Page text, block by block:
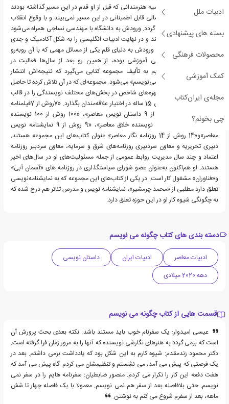
ادبیات ملل
بسته های پیشنهادی
محصولات فرهنگی
کمک آموزشی
مجله‌ی ایران‌کتاب
چی بخونم؟
نهایت همه اینها را به توصیه هنرمندانی که قبل از او قدم در این مسیر گذاشته بودند
رها می‌کند، چراکه آینده مالی قابل اطمینانی در این مسیر نمی‌بیند و با وقوع انقلاب
دوباره به مطبوعات بازمی گردد. ورودش به دانشگاه با مهندسی نساجی همراه می‌شود
اما نیمه کاره رهایش می‌کند و در نهایت ادبیات انگلیسی را به شکل آکادمیک و جدی
می‌خواند. از همان ابتدای ورودش به دنیای قلم یکی از مسائل مهمی که با آن روبه‌رو
می‌شود فقدان منابع کافی آموزشی بوده، از همین رو بعد از سال‌ها فعالیت در
عرصه‌های یاد شده تصمیم به تألیف مجموعه کتابی می‌گیرد که نتیجه‌اش انتشار
مجموعه 6 جلدی«چگونه می‌نویسم» می‌شود. مجموعه‌ای که در آن تلاش کرده تا حاصل
سال‌ها تجربه هر یک از چهره‌های شاخص در بخش‌های مختلف نویسندگی را در قالب
این کتاب‌ها با صرف زمانی 15 ساله در اختیار علاقه‌مندان بگذارد. «7روش از 7فیلمنامه
نویس معاصر»، «9روش از 9 داستان نویس معاصر»، «100 روش از 100 نویسنده
معاصر»، «17 روش از 17 نویسنده خلاق معاصر»، «9 روش از 9 نمایشنامه نویس
معاصر»و«14 روش از 14 روزنامه نگار معاصر» عنوان کتاب‌های این مجموعه هستند.
دبیری تحریریه و معاون سردبیری روزنامه‌های شرق و سرمایه، معاون سردبیر روزنامه
اعتماد و چند سال مدیریت روابط عمومی از جمله مسئولیت‌های او در سال‌های اخیر
هستند. او هم‌اکنون به‌عنوان عضو شورای سیاستگذاری در روزنامه های «آسمان آبی»
و«فناوران» مشغول کار است. در یکی از کتاب‌های این مجموعه که به نمایشنامه‌نویسی
تعلق دارد مطلبی از «محمد چرمشیر»، نمایشنامه نویس و مدرس تئاتر هم درج شده که
به چگونگی شیوه کار او در این حوزه تعلق دارد.
دسته بندی های کتاب چگونه می نویسم
ادبیات معاصر ادبیات ایران
داستان نویسی
دهه 2020 میلادی
قسمت هایی از کتاب چگونه می نویسم
عیسی امیدوار: یک سفرنام خوب باید مستند باشد. نکته بعدی بحث پرورش آن
است که برمی گردد به هنرهای نگارشی نویسنده که آنها را به مرور زمان فرا گرفته است.
دکتر محمود زندمقدم: شیوه کارم به این شکل بود که یادداشت برمی داشتم. بعد در
یک فرصتی که پیش می آمد، می نشستم و تنظیمشان می کردم. گاه پیش می آمد که
هفت دفعه این کار را تکرار می کردم. منصور ضابطیان: سفرنامه هایم را در سفر نمی
نویسم. حتی بلافاصله بعد از سفر هم نمی نویسم. معمولا با یک فاصله چهار تا شش
ماهه، بعد از سفرم شروع می کنم به نوشتن.